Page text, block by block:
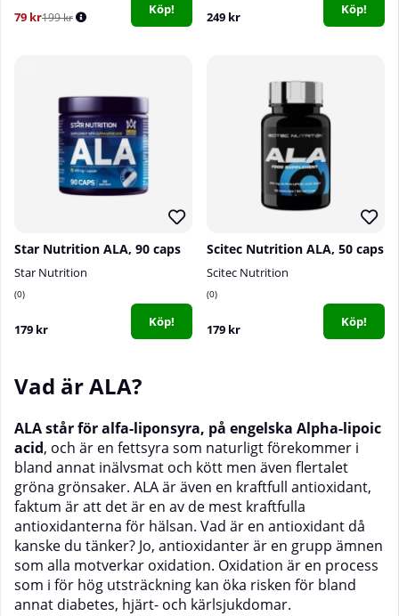
79 kr199 kr
Köp! 249 kr Köp!
Star Nutrition ALA, 90 caps
Star Nutrition
0
179 kr Köp!
Scitec Nutrition ALA, 50 caps
Scitec Nutrition
0
179 kr Köp!
Vad är ALA?
ALAstår för alfa-liponsyra, på engelska Alpha-lipoic
acid, och är en fettsyra som naturligt förekommer i
bland annat inälvsmat och kött men även flertalet
gröna grönsaker. ALA är även en kraftfull antioxidant,
faktum är att det är en av de mest kraftfulla
antioxidanterna för hälsan. Vad är en antioxidant då
kanske du tänker? Jo, antioxidanter är en grupp ämnen
som alla motverkar oxidation. Oxidation är en process
som i för hög utsträckning kan öka risken för bland
annat diabetes, hjärt- och kärlsjukdomar.